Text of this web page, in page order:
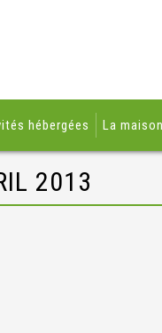
hébergées La
2013